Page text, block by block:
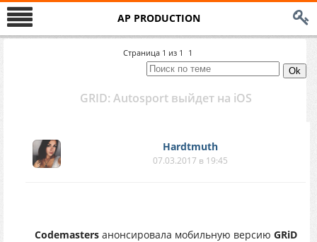
AP PRODUCTION
Страница 1 из 1 1
GRID: Autosport выйдет на iOS
Hardtmuth
07.03.2017 в 19:45
Codemastersанонсировала мобильную версию GRiD